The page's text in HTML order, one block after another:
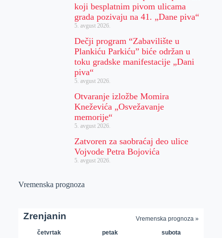
koji besplatnim pivom ulicama
grada pozivaju na 41. „Dane piva“
5. avgust 2026.
Dečji program “Zabavilište u
Plankiću Parkiću” biće održan u
toku gradske manifestacije „Dani
piva“
5. avgust 2026.
Otvaranje izložbe Momira
Kneževića „Osvežavanje
memorije“
5. avgust 2026.
Zatvoren za saobraćaj deo ulice
Vojvode Petra Bojovića
5. avgust 2026.
Vremenska prognoza